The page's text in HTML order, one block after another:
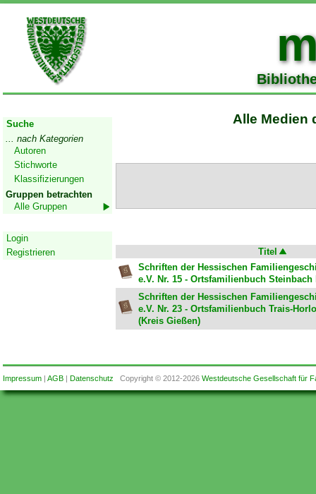
Suche
... nach Kategorien
Autoren
Stichworte
Klassifizierungen
Gruppen betrachten
Alle Gruppen
Login
Registrieren
Alle Medien
Titel
Schriften der Hessischen
e.V. Nr. 15 - Ortsfamilienbuch Steinbach
Schriften der Hessischen
e.V. Nr. 23 - Ortsfamilienbuch Trais-
(Kreis Gießen)
Impressum| AGB| Datenschutz Copyright © 2012-2026 Westdeutsche Gesellschaft für